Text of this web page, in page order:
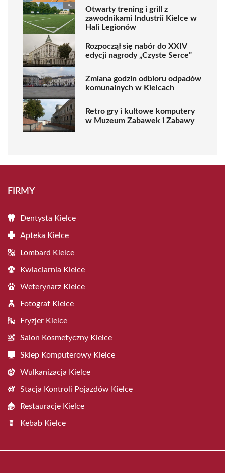
Otwarty trening i grill z
zawodnikami Industrii Kielce w
Hali Legionów
Rozpoczął się nabór do XXIV
edycji nagrody „Czyste Serce”
Zmiana godzin odbioru odpadów
komunalnych w Kielcach
Retro gry i kultowe komputery
w Muzeum Zabawek i Zabawy
FIRMY
Dentysta Kielce
Apteka Kielce
Lombard Kielce
Kwiaciarnia Kielce
Weterynarz Kielce
Fotograf Kielce
Fryzjer Kielce
Salon Kosmetyczny Kielce
Sklep Komputerowy Kielce
Wulkanizacja Kielce
Stacja Kontroli Pojazdów Kielce
Restauracje Kielce
Kebab Kielce